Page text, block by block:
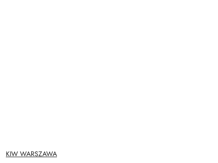
NAZWA
PRODUCENTA:
KIW WARSZAWA